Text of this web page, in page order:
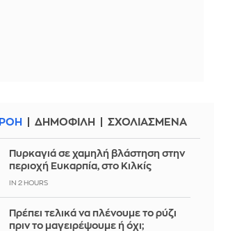
ΡΟΗ ΔΗΜΟΦΙΛΗ ΣΧΟΛΙΑΣΜΕΝΑ
Πυρκαγιά σε χαμηλή βλάστηση στην
περιοχή Ευκαρπία, στο Κιλκίς
IN 2 HOURS
Πρέπει τελικά να πλένουμε το ρύζι
πριν το μαγειρέψουμε ή όχι;